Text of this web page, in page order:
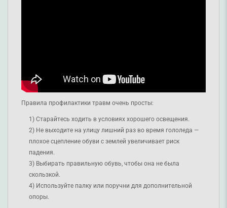
Правила профилактики травм очень просты:
Старайтесь ходить в условиях хорошего освещения.
Не выходите на улицу лишний раз во время гололеда —
плохое сцепление обуви с землей увеличивает риск
падения.
Выбирать правильную обувь, чтобы она не была
скользкой.
Используйте палку или поручни для дополнительной
опоры.